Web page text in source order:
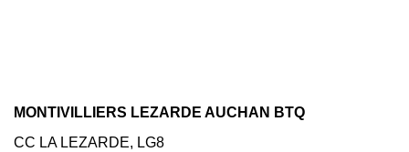
MONTIVILLIERS LEZARDE AUCHAN BTQ
CC LA LEZARDE, LG8